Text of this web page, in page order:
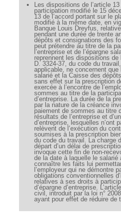
Les dispositions de l’article
participation modifié le 15
13 de l’accord portant sur le
modifié à la même date, en
Banque Louis Dreyfus,
pendant une durée de trente
dépôts et consignations des
peut prétendre au titre de la
l’entreprise et de l’épargne
reprennent les dispositions de
D. 3324-37, du code du
applicable, ne concernent
salarié et la Caisse des
sans effet sur la prescription
exercée à l’encontre de
sommes au titre de la
d’entreprise. La durée de la
par la nature de la créance
paiement de sommes au titre
résultats de l’entreprise et
d’entreprise, lesquelles n’ont
relèvent de l’exécution du
soumises à la prescription
du code du travail. La charge
départ d’un délai de
invoque cette fin de non-
de la date à laquelle le salarié
connaître les faits lui
l’employeur qui ne démontre
obligations conventionnelles
relatives à ses droits à
d’épargne d’entreprise.
civil, introduit par la loi n°
ayant pour effet de réduire de